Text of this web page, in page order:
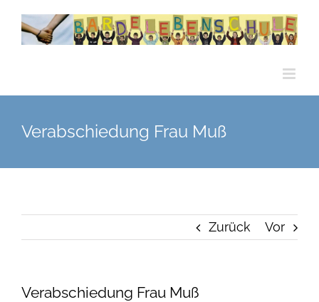
Zum
Inhalt
Verabschiedung Frau Muß
Zurück Vor
Verabschiedung Frau Muß